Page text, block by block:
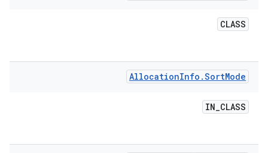
CLASS
AllocationInfo .SortMode
IN_CLASS